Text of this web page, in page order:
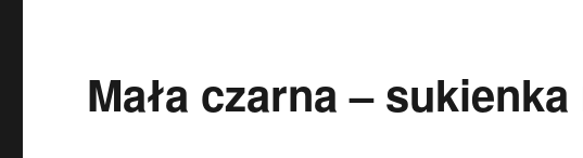
Mała czarna –